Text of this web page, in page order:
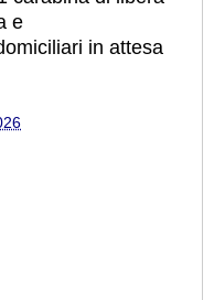
e
in attesa